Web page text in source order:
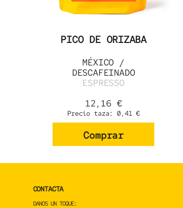
PICO DE ORIZABA
MÉXICO /
DESCAFEINADO
ESPRESSO
12,16 €
Precio taza:0,41€
Comprar
CONTACTA
DANOS UN TOQUE: